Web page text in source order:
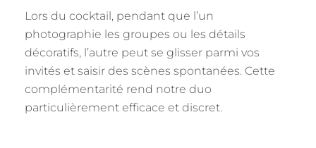
Lors du cocktail, pendant que l’un
photographie les groupes ou les détails
décoratifs, l’autre peut se glisser parmi vos
invités et saisir des scènes spontanées. Cette
complémentarité rend notre duo
particulièrement efficace et discret.